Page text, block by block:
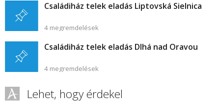
Családiház telek eladás Liptovská Sielnica
4 megremdelések
Családiház telek eladás Dlhá nad Oravou
4 megremdelések
Lehet, hogy érdekel